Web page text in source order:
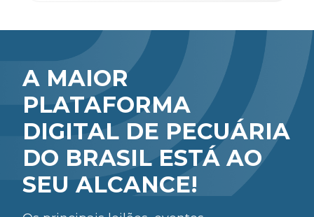
A MAIOR
PLATAFORMA
DIGITAL DE PECUÁRIA
DO BRASIL ESTÁ AO
SEU ALCANCE!